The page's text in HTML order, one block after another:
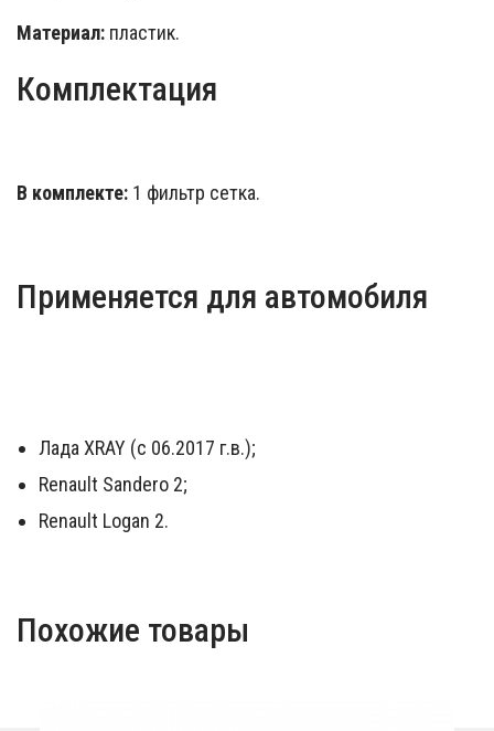
Материал: пластик.
Комплектация
В комплекте: 1 фильтр сетка.
Применяется для автомобиля
Лада XRAY (с 06.2017 г.в.);
Renault Sandero 2;
Renault Logan 2.
Похожие товары